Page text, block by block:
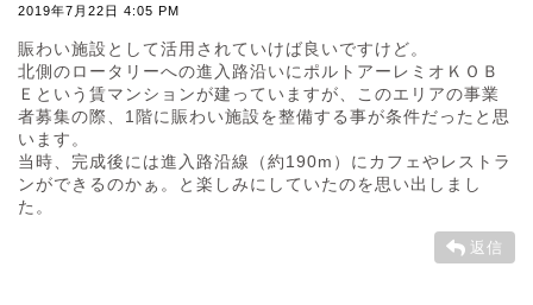
2019年7月22日 4:05 PM
賑わい施設として活用されていけば良いですけど。
北側のロータリーへの進入路沿いにポルトアーレミオＫＯＢ
Ｅという賃マンションが建っていますが、このエリアの事業
者募集の際、1階に賑わい施設を整備する事が条件だったと思
います。
当時、完成後には進入路沿線（約190m）にカフェやレストラ
ンができるのかぁ。と楽しみにしていたのを思い出しまし
た。
返信